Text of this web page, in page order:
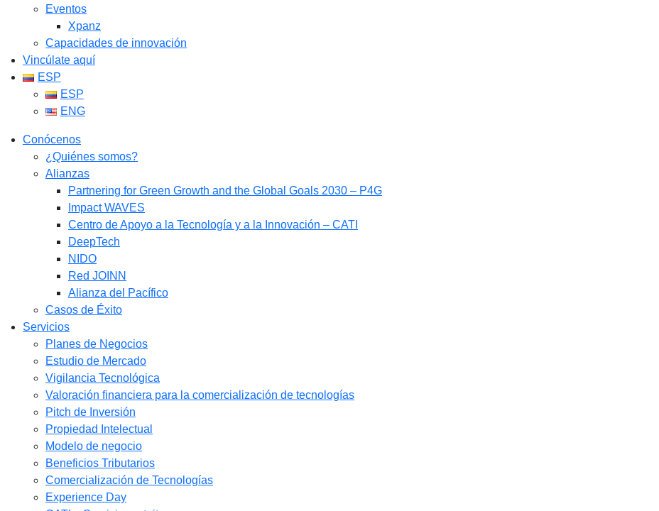
Eventos
Xpanz
Capacidades de innovación
Vincúlate aquí
ESP
ESP
ENG
Conócenos
¿Quiénes somos?
Alianzas
Partnering for Green Growth and the Global Goals 2030 – P4G
Impact WAVES
Centro de Apoyo a la Tecnología y a la Innovación – CATI
DeepTech
NIDO
Red JOINN
Alianza del Pacífico
Casos de Éxito
Servicios
Planes de Negocios
Estudio de Mercado​
Vigilancia Tecnológica
Valoración financiera para la comercialización de tecnologías
Pitch de Inversión
Propiedad Intelectual
Modelo de negocio
Beneficios Tributarios
Comercialización de Tecnologías
Experience Day